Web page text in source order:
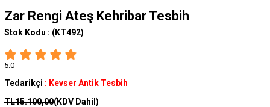
Zar Rengi Ateş Kehribar Tesbih
Stok Kodu : (KT492)
5.0
Tedarikçi : Kevser Antik Tesbih
TL15.100,00(KDV Dahil)